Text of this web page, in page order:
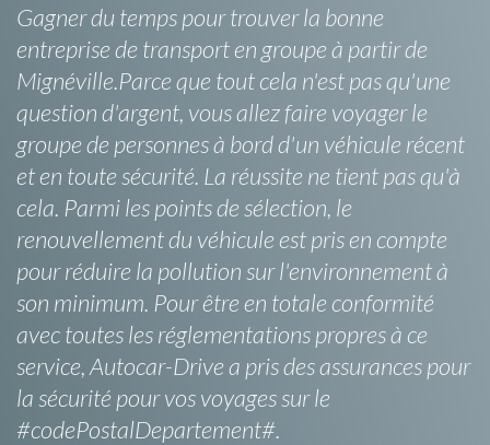
Gagner du temps pour trouver la bonne
entreprise de transport en groupe à partir de
Mignéville.Parce que tout cela n'est pas qu'une
question d'argent, vous allez faire voyager le
groupe de personnes à bord d'un véhicule récent
et en toute sécurité. La réussite ne tient pas qu'à
cela. Parmi les points de sélection, le
renouvellement du véhicule est pris en compte
pour réduire la pollution sur l'environnement à
son minimum. Pour être en totale conformité
avec toutes les réglementations propres à ce
service, Autocar-Drive a pris des assurances pour
la sécurité pour vos voyages sur le
#codePostalDepartement#.